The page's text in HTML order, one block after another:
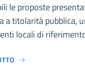
le proposte
a titolarità pubblica,
locali di